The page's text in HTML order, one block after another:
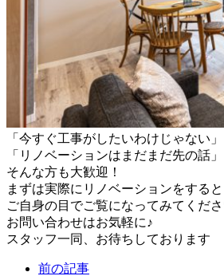
「今すぐ工事がしたいわけじゃない」
「リノベーションはまだまだ先の話」
そんな方も大歓迎！
まずは実際にリノベーションをする
ご自身の目でご覧になってみてくだ
お問い合わせはお気軽に♪
スタッフ一同、お待ちしております
前の記事